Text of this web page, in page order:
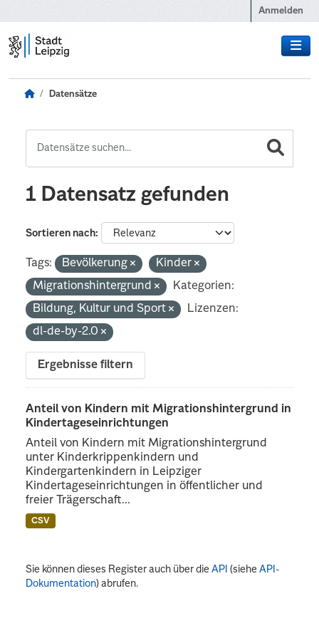
Anmelden
Datensätze
1 Datensatz gefunden
Sortieren nach
Tags: Bevölkerung
Kinder
Migrationshintergrund
Kategorien:
Bildung, Kultur und Sport
Lizenzen:
dl-de-by-2.0
Ergebnisse filtern
Anteil von Kindern mit Migrationshintergrund in
Kindertageseinrichtungen
Anteil von Kindern mit Migrationshintergrund
unter Kinderkrippenkindern und
Kindergartenkindern in Leipziger
Kindertageseinrichtungen in öffentlicher und
freier Trägerschaft...
CSV
Sie können dieses Register auch über dieAPI (sieheAPI-
Dokumentation) abrufen.